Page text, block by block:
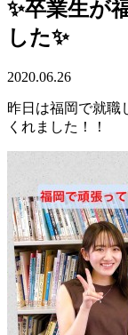
✨卒業生が
した✨
2020.06.26
昨日は福岡で就職
くれました！！